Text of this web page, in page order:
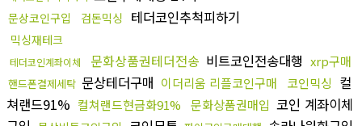
문상코인구입 검돈믹싱 테더코인추척피하기
믹싱재테크
테더코인계좌이체 문화상품권테더전송 비트코인전송대행 xrp구매
핸드폰결제세탁 문상테더구매 이더리움 리플코인구매 코인믹싱 컬
쳐랜드91% 컬쳐랜드현금화91% 문화상품권매입 코인 계좌이체